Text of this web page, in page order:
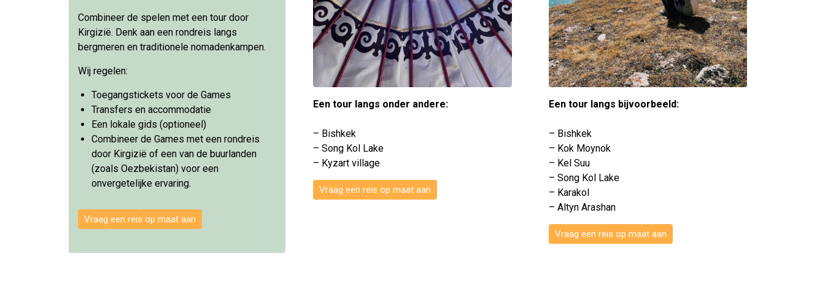
Combineer de spelen met een tour door
Kirgizië. Denk aan een rondreis langs
bergmeren en traditionele nomadenkampen.
Wij regelen:
Toegangstickets voor de Games
Transfers en accommodatie
Een lokale gids (optioneel)
Combineer de Games met een rondreis
door Kirgizië of een van de buurlanden
(zoals Oezbekistan) voor een
onvergetelijke ervaring.
Vraag een reis op maat aan
Een tour langs onder andere:
– Bishkek
– Song Kol Lake
– Kyzart village
Vraag een reis op maat aan
Een tour langs bijvoorbeeld:
– Bishkek
– Kok Moynok
– Kel Suu
– Song Kol Lake
– Karakol
– Altyn Arashan
Vraag een reis op maat aan